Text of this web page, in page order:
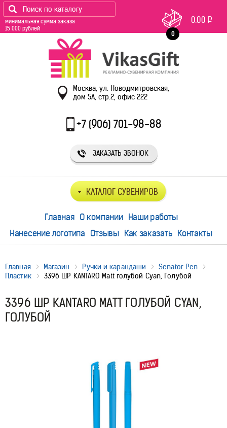
минимальная сумма заказа
15 000 рублей
0
0.00 Р
Москва, ул. Новодмитровская,
дом 5А, стр.2, офис 222
+7 (906) 701-98-88
ЗАКАЗАТЬ ЗВОНОК
КАТАЛОГ СУВЕНИРОВ
Главная О компании Наши работы
Нанесение логотипа Отзывы Как заказать Контакты
Главная Магазин Ручки и карандаши
Senator Pen
Пластик
3396 ШР KANTARO Matt голубой Cyan, Голубой
3396 ШР KANTARO MATT ГОЛУБОЙ CYAN,
ГОЛУБОЙ